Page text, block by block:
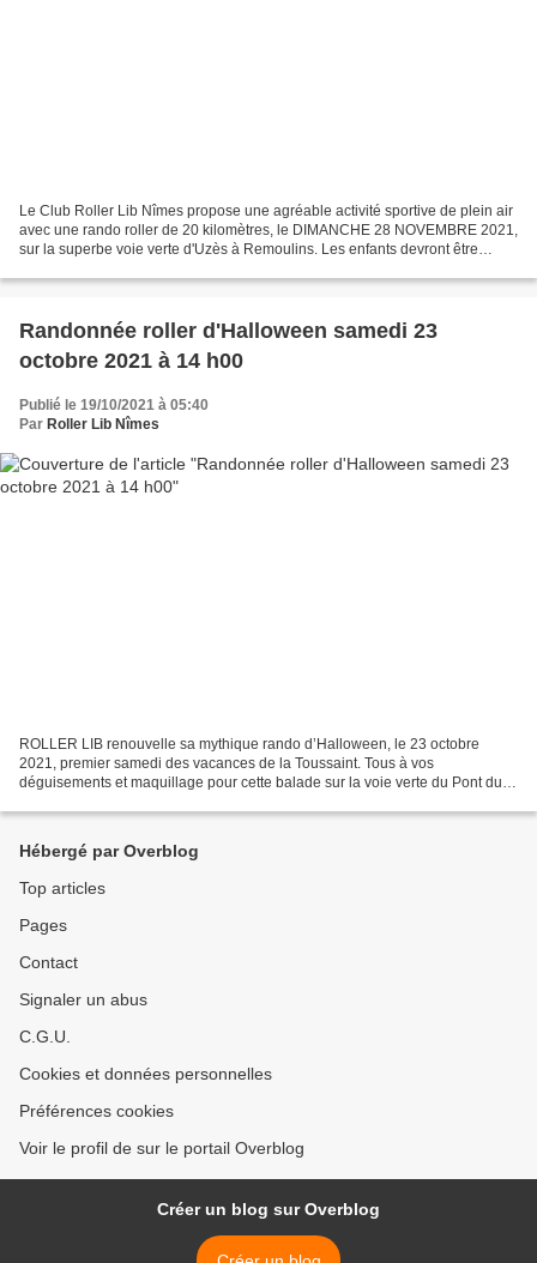
Le Club Roller Lib Nîmes propose une agréable activité sportive de plein air
avec une rando roller de 20 kilomètres, le DIMANCHE 28 NOVEMBRE 2021,
sur la superbe voie verte d'Uzès à Remoulins. Les enfants devront être
Randonnée roller d'Halloween samedi 23
octobre 2021 à 14 h00
Publié le 19/10/2021 à 05:40
Par Roller Lib Nîmes
ROLLER LIB renouvelle sa mythique rando d’Halloween, le 23 octobre
2021, premier samedi des vacances de la Toussaint. Tous à vos
déguisements et maquillage pour cette balade sur la voie verte du Pont du
Hébergé par Overblog
Top articles
Pages
Contact
Signaler un abus
C.G.U.
Cookies et données personnelles
Préférences cookies
Voir le profil de sur le portail Overblog
Créer un blog sur Overblog